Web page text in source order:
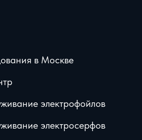
в Москве
электрофойлов
электросерфов